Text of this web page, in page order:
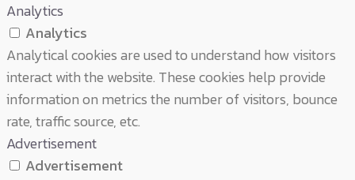
Analytics
Analytics
Analytical cookies are used to understand how visitors
interact with the website. These cookies help provide
information on metrics the number of visitors, bounce
rate, traffic source, etc.
Advertisement
Advertisement